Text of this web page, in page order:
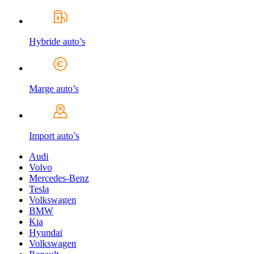
Hybride auto’s
Marge auto’s
Import auto’s
Audi
Volvo
Mercedes-Benz
Tesla
Volkswagen
BMW
Kia
Hyundai
Volkswagen